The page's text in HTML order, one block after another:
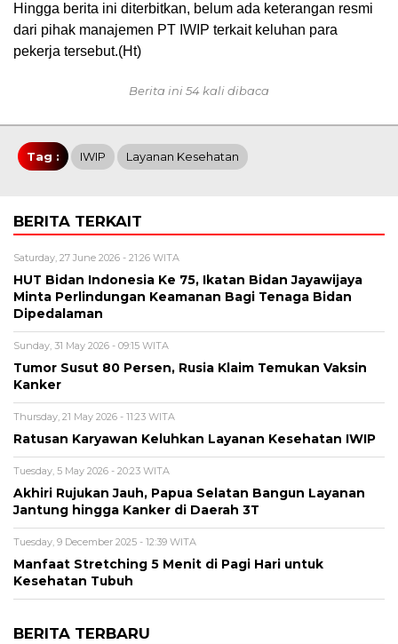
Hingga berita ini diterbitkan, belum ada keterangan resmi
dari pihak manajemen PT IWIP terkait keluhan para
pekerja tersebut.(Ht)
Berita ini 54 kali dibaca
Tag : IWIP Layanan Kesehatan
BERITA TERKAIT
Saturday, 27 June 2026 - 21:26 WITA
HUT Bidan Indonesia Ke 75, Ikatan Bidan Jayawijaya
Minta Perlindungan Keamanan Bagi Tenaga Bidan
Dipedalaman
Sunday, 31 May 2026 - 09:15 WITA
Tumor Susut 80 Persen, Rusia Klaim Temukan Vaksin
Kanker
Thursday, 21 May 2026 - 11:23 WITA
Ratusan Karyawan Keluhkan Layanan Kesehatan IWIP
Tuesday, 5 May 2026 - 20:23 WITA
Akhiri Rujukan Jauh, Papua Selatan Bangun Layanan
Jantung hingga Kanker di Daerah 3T
Tuesday, 9 December 2025 - 12:39 WITA
Manfaat Stretching 5 Menit di Pagi Hari untuk
Kesehatan Tubuh
BERITA TERBARU